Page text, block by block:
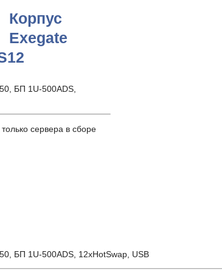
Корпус
Exegate
БП 1U-500ADS,
сервера в сборе
БП 1U-500ADS, 12xHotSwap, USB